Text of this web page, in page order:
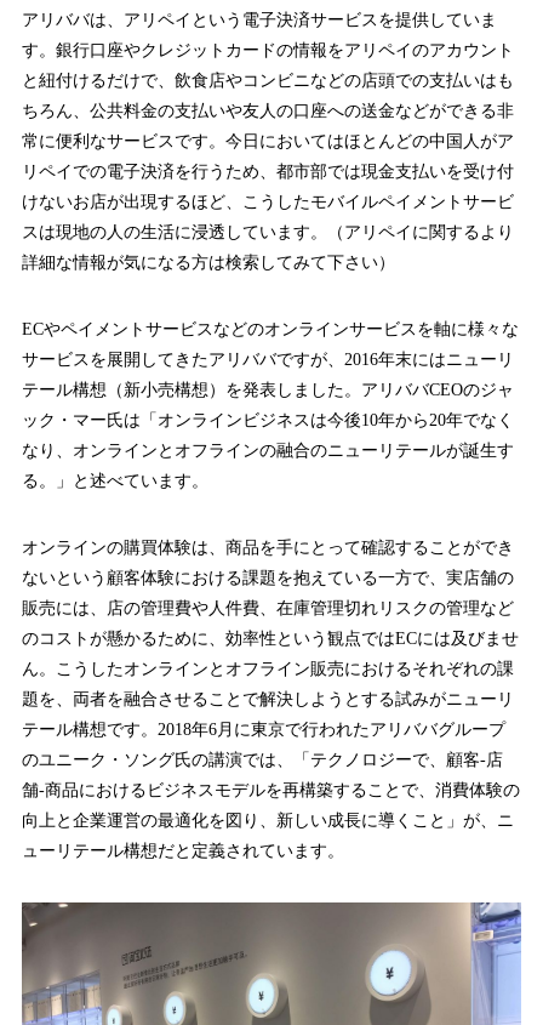
アリババは、アリペイという電子決済サービスを提供していま
す。銀行口座やクレジットカードの情報をアリペイのアカウント
と紐付けるだけで、飲食店やコンビニなどの店頭での支払いはも
ちろん、公共料金の支払いや友人の口座への送金などができる非
常に便利なサービスです。今日においてはほとんどの中国人がア
リペイでの電子決済を行うため、都市部では現金支払いを受け付
けないお店が出現するほど、こうしたモバイルペイメントサービ
スは現地の人の生活に浸透しています。（アリペイに関するより
詳細な情報が気になる方は検索してみて下さい）
ECやペイメントサービスなどのオンラインサービスを軸に様々な
サービスを展開してきたアリババですが、2016年末にはニューリ
テール構想（新小売構想）を発表しました。アリババCEOのジャ
ック・マー氏は「オンラインビジネスは今後10年から20年でなく
なり、オンラインとオフラインの融合のニューリテールが誕生す
る。」と述べています。
オンラインの購買体験は、商品を手にとって確認することができ
ないという顧客体験における課題を抱えている一方で、実店舗の
販売には、店の管理費や人件費、在庫管理切れリスクの管理など
のコストが懸かるために、効率性という観点ではECには及びませ
ん。こうしたオンラインとオフライン販売におけるそれぞれの課
題を、両者を融合させることで解決しようとする試みがニューリ
テール構想です。2018年6月に東京で行われたアリババグループ
のユニーク・ソング氏の講演では、「テクノロジーで、顧客-店
舗-商品におけるビジネスモデルを再構築することで、消費体験の
向上と企業運営の最適化を図り、新しい成長に導くこと」が、ニ
ューリテール構想だと定義されています。